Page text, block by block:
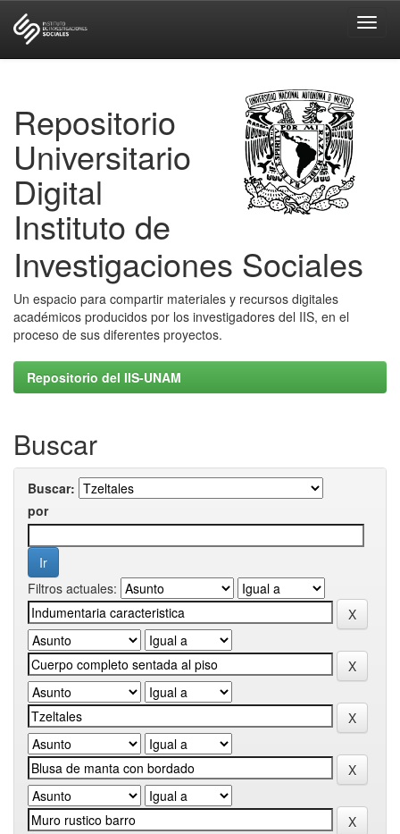
Repositorio
Universitario
Digital
Instituto de
Investigaciones Sociales
Un espacio para compartir materiales y recursos digitales
académicos producidos por los investigadores del IIS, en el
proceso de sus diferentes proyectos.
Repositorio del IIS-UNAM
Buscar
Buscar:
por
Filtros actuales: